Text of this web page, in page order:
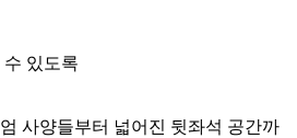
있도록
사양들부터 넓어진 뒷좌석 공간까